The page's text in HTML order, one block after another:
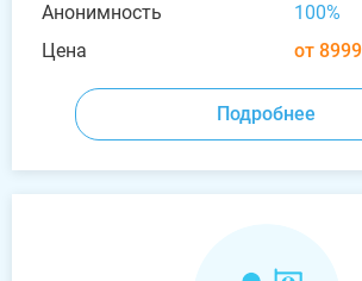
Анонимность
100%
Цена
от
Подробнее